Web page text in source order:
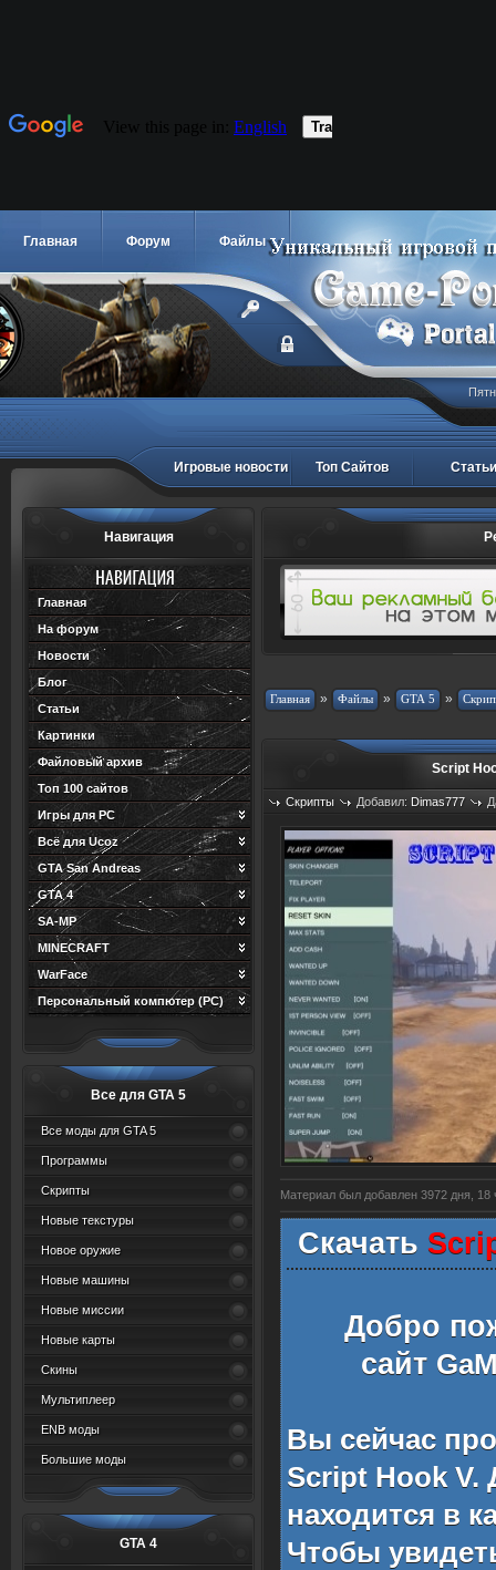
Главная Форум Файлы
Игровые новости Топ Сайтов Статьи
Навигация
Главная
На форум
Новости
Блог
Статьи
Картинки
Файловый архив
Топ 100 сайтов
Игры для PC
Всё для Ucoz
GTA San Andreas
GTA 4
SA-MP
MINECRAFT
WarFace
Персональный компютер (PC)
Все для GTA 5
Все моды для GTA 5
Программы
Скрипты
Новые текстуры
Новое оружие
Новые машины
Новые миссии
Новые карты
Скины
Мультиплеер
ENB моды
Большие моды
GTA 4
» » »
Script
Скрипты Добавил: Dimas777
Материал был добавлен 3972 дня,
Скачать
Добро
сайт
Вы сейчас
Script Hook V.
находится в
Чтобы